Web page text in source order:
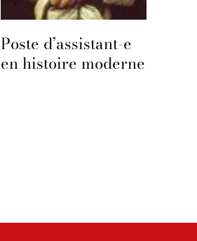
Poste d’assistant-e
en histoire moderne